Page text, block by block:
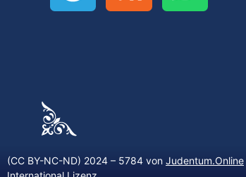
(CC BY-NC-ND) 2024 – 5784 von Judentum.Online